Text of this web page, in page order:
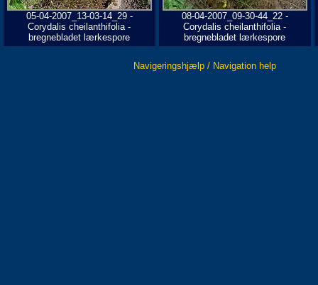
05-04-2007_13-03-14_29 -
Corydalis cheilanthifolia -
bregnebladet lærkespore
08-04-2007_09-30-44_22 -
Corydalis cheilanthifolia -
bregnebladet lærkespore
Navigeringshjælp / Navigation help